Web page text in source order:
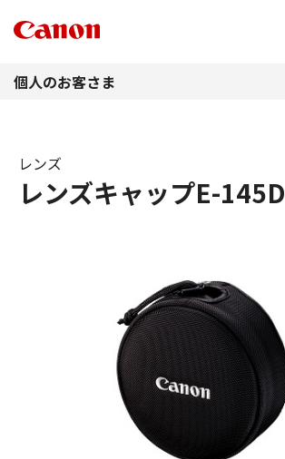
個人のお客さま
レンズキャップE-145D
レンズ